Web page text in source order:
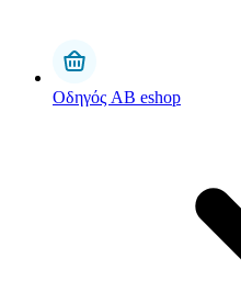
Οδηγός AB eshop